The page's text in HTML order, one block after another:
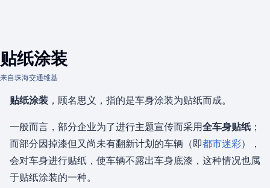
贴纸涂装
来自珠海交通维基
贴纸涂装 ，顾名思义，指的是车身涂装为贴纸而成。
一般而言，部分企业为了进行主题宣传而采用全车身贴纸 ；
而部分因掉漆但又尚未有翻新计划的车辆（即都市迷彩），
会对车身进行贴纸，使车辆不露出车身底漆，这种情况也属
于贴纸涂装的一种。